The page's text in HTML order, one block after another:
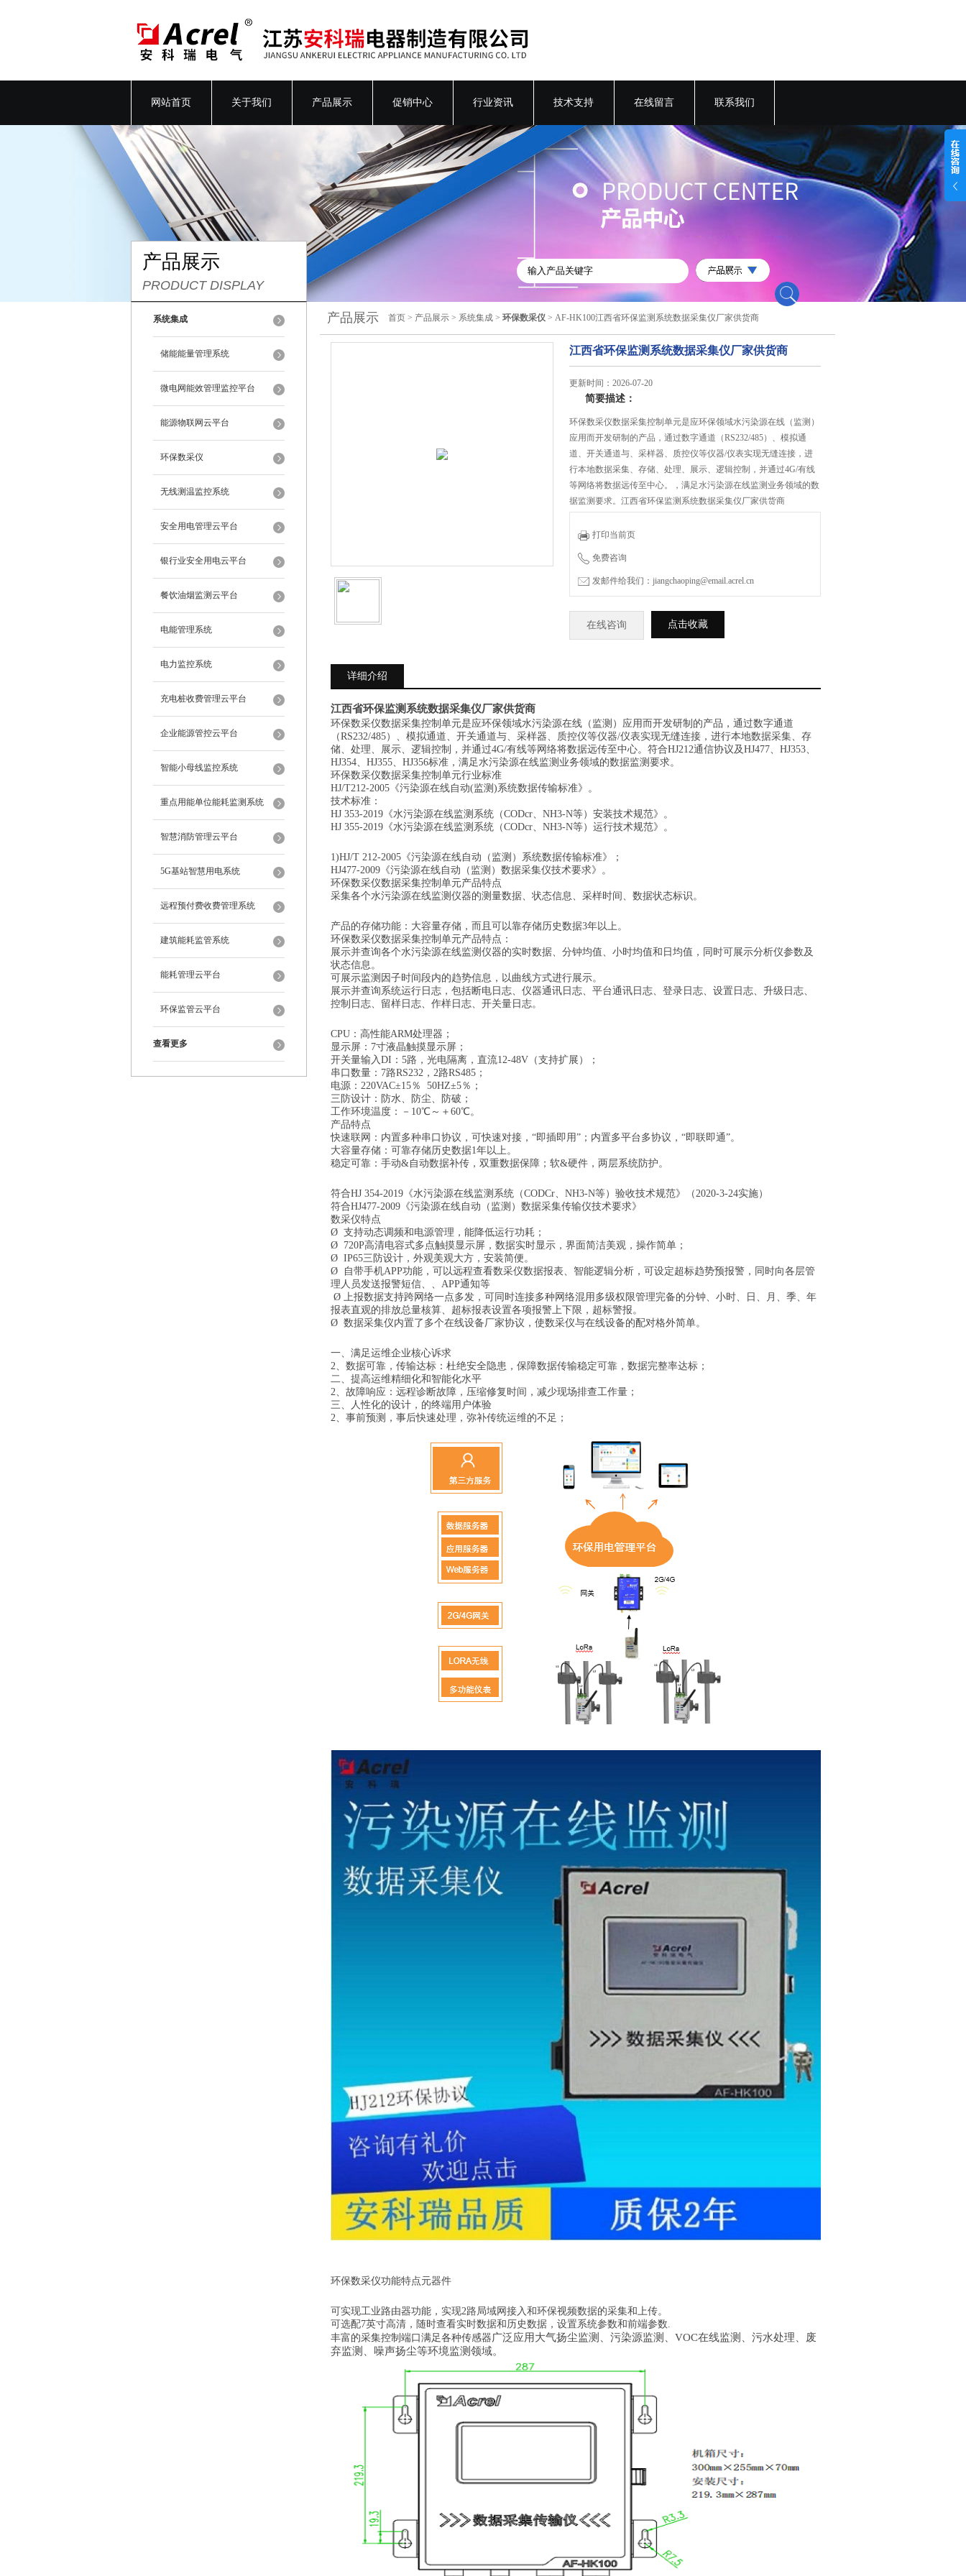
网站首页 关于我们 产品展示 促销中心 行业资讯 技术支持 在线留言 联系我们
产品展示
PRODUCT DISPLAY
系统集成
储能能量管理系统
微电网能效管理监控平台
能源物联网云平台
环保数采仪
无线测温监控系统
安全用电管理云平台
银行业安全用电云平台
餐饮油烟监测云平台
电能管理系统
电力监控系统
充电桩收费管理云平台
企业能源管控云平台
智能小母线监控系统
重点用能单位能耗监测系统
智慧消防管理云平台
5G基站智慧用电系统
远程预付费收费管理系统
建筑能耗监管系统
能耗管理云平台
环保监管云平台
查看更多
产品展示 首页 > 产品展示 > 系统集成 > 环保数采仪 > AF-HK100江西省环保监测系统数据采集仪厂家供货商
江西省环保监测系统数据采集仪厂家供货商
更新时间：2026-07-20
简要描述：
环保数采仪数据采集控制单元是应环保领域水污染源在线（监测）
应用而开发研制的产品，通过数字通道（RS232/485）、模拟通
道、开关通道与、采样器、质控仪等仪器/仪表实现无缝连接，进
行本地数据采集、存储、处理、展示、逻辑控制，并通过4G/有线
等网络将数据远传至中心。，满足水污染源在线监测业务领域的数
据监测要求。江西省环保监测系统数据采集仪厂家供货商
打印当前页
免费咨询
发邮件给我们：jiangchaoping@email.acrel.cn
在线咨询 点击收藏
详细介绍
江西省环保监测系统数据采集仪厂家供货商
环保数采仪数据采集控制单元是应环保领域水污染源在线（监测）应用而开发研制的产品，通过数字通道
（RS232/485）、模拟通道、开关通道与、采样器、质控仪等仪器/仪表实现无缝连接，进行本地数据采集、存
储、处理、展示、逻辑控制，并通过4G/有线等网络将数据远传至中心。符合HJ212通信协议及HJ477、HJ353、
HJ354、HJ355、HJ356标准，满足水污染源在线监测业务领域的数据监测要求。
环保数采仪数据采集控制单元行业标准
HJ/T212-2005《污染源在线自动(监测)系统数据传输标准》。
技术标准：
HJ 353-2019《水污染源在线监测系统（CODcr、NH3-N等）安装技术规范》。
HJ 355-2019《水污染源在线监测系统（CODcr、NH3-N等）运行技术规范》。
1)HJ/T 212-2005《污染源在线自动（监测）系统数据传输标准》；
HJ477-2009《污染源在线自动（监测）数据采集仪技术要求》。
环保数采仪数据采集控制单元产品特点
采集各个水污染源在线监测仪器的测量数据、状态信息、采样时间、数据状态标识。
产品的存储功能：大容量存储，而且可以靠存储历史数据3年以上。
环保数采仪数据采集控制单元产品特点：
展示并查询各个水污染源在线监测仪器的实时数据、分钟均值、小时均值和日均值，同时可展示分析仪参数及
状态信息。
可展示监测因子时间段内的趋势信息，以曲线方式进行展示。
展示并查询系统运行日志，包括断电日志、仪器通讯日志、平台通讯日志、登录日志、设置日志、升级日志、
控制日志、留样日志、作样日志、开关量日志。
CPU：高性能ARM处理器；
显示屏： 7寸液晶触摸显示屏；
开关量输入DI：5路，光电隔离，直流12-48V（支持扩展）；
串口数量： 7路RS232，2路RS485；
电源： 220VAC±15％ 50HZ±5％；
三防设计：防水、防尘、防破；
工作环境温度：－ 10℃～＋60℃。
产品特点
快速联网：内置多种串口协议，可快速对接， “即插即用”；内置多平台多协议，“即联即通”。
大容量存储：可靠存储历史数据1年以上。
稳定可靠：手动&自动数据补传，双重数据保障；软&硬件，两层系统防护。
符合HJ 354-2019《水污染源在线监测系统（CODCr、NH3-N等）验收技术规范》（2020-3-24实施）
符合HJ477-2009《污染源在线自动（监测）数据采集传输仪技术要求》
数采仪特点
Ø 支持动态调频和电源管理，能降低运行功耗；
Ø 720P高清电容式多点触摸显示屏，数据实时显示，界面简洁美观，操作简单；
Ø IP65三防设计，外观美观大方，安装简便。
Ø 自带手机APP功能，可以远程查看数采仪数据报表、智能逻辑分析，可设定超标趋势预报警，同时向各层管
理人员发送报警短信、、APP通知等
Ø 上报数据支持跨网络一点多发，可同时连接多种网络混用多级权限管理完备的分钟、小时、日、月、季、年
报表直观的排放总量核算、超标报表设置各项报警上下限，超标警报。
Ø 数据采集仪内置了多个在线设备厂家协议，使数采仪与在线设备的配对格外简单。
一、满足运维企业核心诉求
2、数据可靠，传输达标：杜绝安全隐患，保障数据传输稳定可靠，数据完整率达标；
二、提高运维精细化和智能化水平
2、故障响应：远程诊断故障，压缩修复时间，减少现场排查工作量；
三、人性化的设计，的终端用户体验
2、事前预测，事后快速处理，弥补传统运维的不足；
环保数采仪功能特点元器件
可实现工业路由器功能，实现2路局域网接入和环保视频数据的采集和上传。
可选配7英寸高清 ，随时查看实时数据和历史数据，设置系统参数和前端参数.
丰富的采集控制端口满足各种传感器 广泛应用大气扬尘监测、污染源监测、 VOC在线监测、污水处理、废
弃监测、噪声扬尘等环境监测领域。